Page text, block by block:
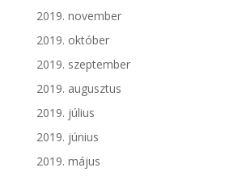
2019. november
2019. október
2019. szeptember
2019. augusztus
2019. július
2019. június
2019. május